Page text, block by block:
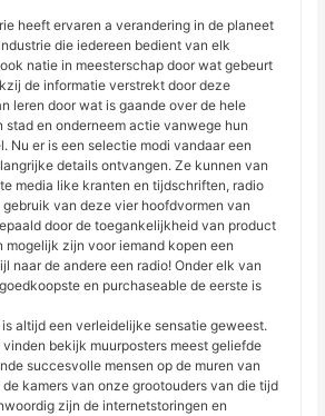
heeft ervaren a verandering in de planeet
die iedereen bedient van elk
natie in meesterschap door wat gebeurt
de informatie verstrekt door deze
leren door wat is gaande over de hele
stad en onderneem actie vanwege hun
Nu er is een selectie modi vandaar een
details ontvangen. Ze kunnen van
media like kranten en tijdschriften, radio
van deze vier hoofdvormen van
door de toegankelijkheid van product
mogelijk zijn voor iemand kopen een
naar de andere een radio! Onder elk van
en purchaseable de eerste is
altijd een verleidelijke sensatie geweest.
bekijk muurposters meest geliefde
succesvolle mensen op de muren van
kamers van onze grootouders van die tijd
zijn de internetstoringen en